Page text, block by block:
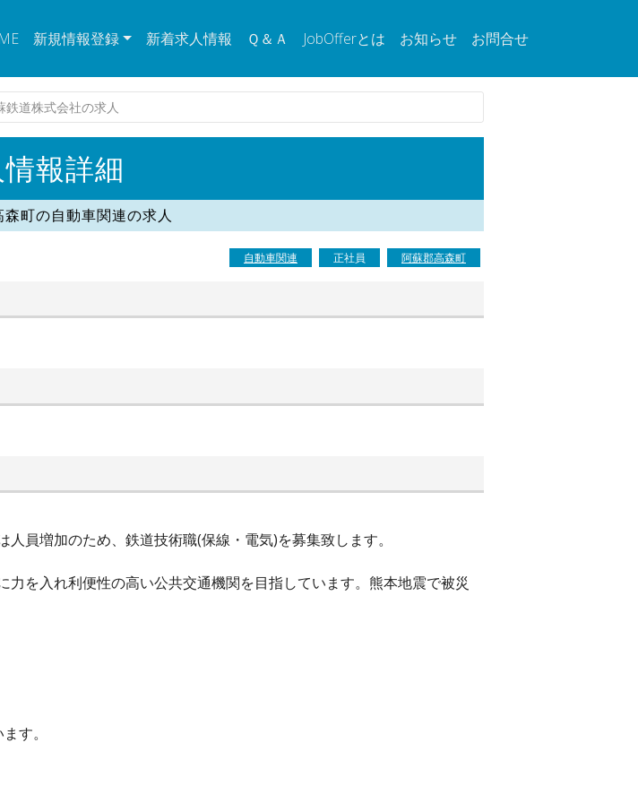
新規情報登録 新着求人情報 Ｑ＆Ａ JobOfferとは お知らせ お問合せ
鉄道株式会社の求人
報詳細
町の自動車関連の求人
自動車関連 正社員 阿蘇郡高森町
員増加のため、鉄道技術職(保線・電気)を募集致します。
を入れ利便性の高い公共交通機関を目指しています。熊本地震で被災
す。